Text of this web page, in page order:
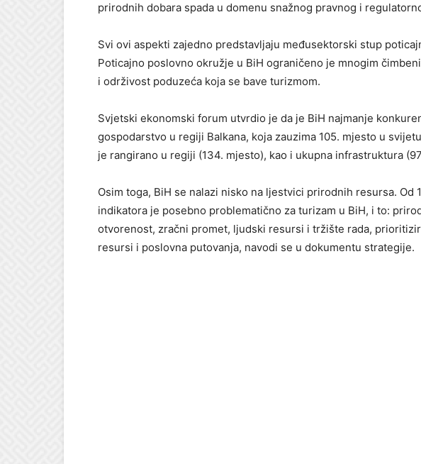
prirodnih dobara spada u domenu snažnog pravnog i
Svi ovi aspekti zajedno predstavljaju međusektorski stup
Poticajno poslovno okružje u BiH ograničeno je mnogim
i održivost poduzeća koja se bave turizmom.
Svjetski ekonomski forum utvrdio je da je BiH najmanje
gospodarstvo u regiji Balkana, koja zauzima 105. mjesto u
je rangirano u regiji (134. mjesto), kao i ukupna infrastruktura
Osim toga, BiH se nalazi nisko na ljestvici prirodnih resursa. Od
indikatora je posebno problematično za turizam u BiH, i to:
otvorenost, zračni promet, ljudski resursi i tržište rada,
resursi i poslovna putovanja, navodi se u dokumentu strategije.